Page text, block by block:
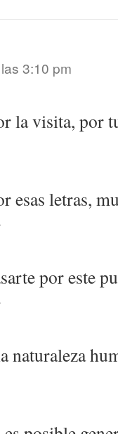
3:10 pm
la visita, por
esas letras,
por este